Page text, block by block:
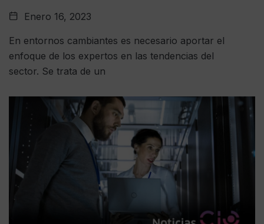
Enero 16, 2023
En entornos cambiantes es necesario aportar el
enfoque de los expertos en las tendencias del
sector. Se trata de un